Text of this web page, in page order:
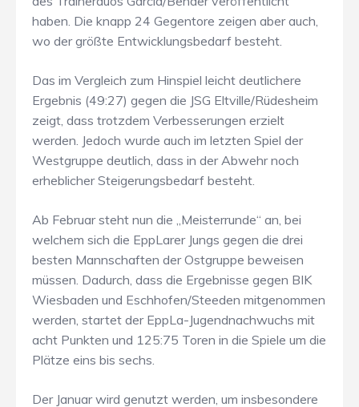
haben. Die knapp 24 Gegentore zeigen aber auch,
wo der größte Entwicklungsbedarf besteht.
Das im Vergleich zum Hinspiel leicht deutlichere
Ergebnis (49:27) gegen die JSG Eltville/Rüdesheim
zeigt, dass trotzdem Verbesserungen erzielt
werden. Jedoch wurde auch im letzten Spiel der
Westgruppe deutlich, dass in der Abwehr noch
erheblicher Steigerungsbedarf besteht.
Ab Februar steht nun die „Meisterrunde“ an, bei
welchem sich die EppLarer Jungs gegen die drei
besten Mannschaften der Ostgruppe beweisen
müssen. Dadurch, dass die Ergebnisse gegen BIK
Wiesbaden und Eschhofen/Steeden mitgenommen
werden, startet der EppLa-Jugendnachwuchs mit
acht Punkten und 125:75 Toren in die Spiele um die
Plätze eins bis sechs.
Der Januar wird genutzt werden, um insbesondere